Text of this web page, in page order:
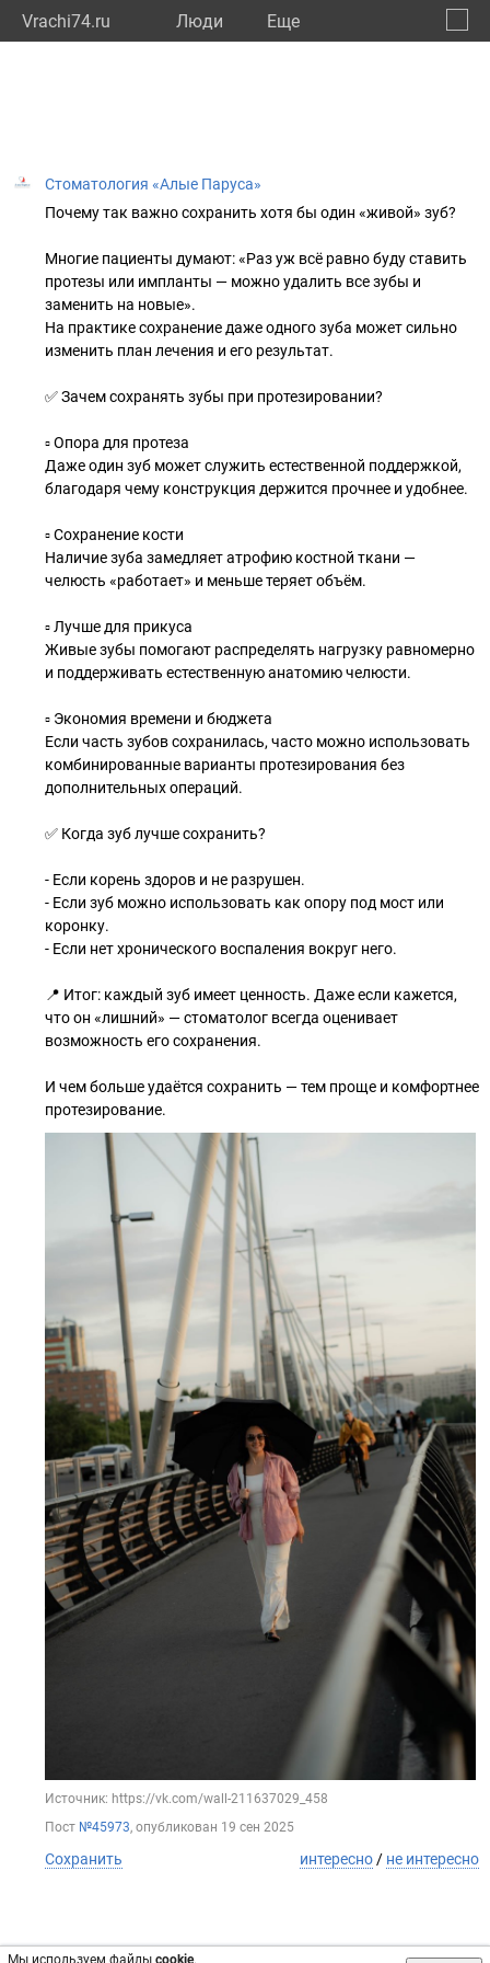
Vrachi74.ru Люди Eще
Мы используем файлы cookie.
Стоматология «Алые Паруса»
Почему так важно сохранить хотя бы один «живой» зуб?
Многие пациенты думают: «Раз уж всё равно буду ставить
протезы или импланты — можно удалить все зубы и
заменить на новые».
На практике сохранение даже одного зуба может сильно
изменить план лечения и его результат.
✅ Зачем сохранять зубы при протезировании?
▫️ Опора для протеза
Даже один зуб может служить естественной поддержкой,
благодаря чему конструкция держится прочнее и удобнее.
▫️ Сохранение кости
Наличие зуба замедляет атрофию костной ткани —
челюсть «работает» и меньше теряет объём.
▫️ Лучше для прикуса
Живые зубы помогают распределять нагрузку равномерно
и поддерживать естественную анатомию челюсти.
▫️ Экономия времени и бюджета
Если часть зубов сохранилась, часто можно использовать
комбинированные варианты протезирования без
дополнительных операций.
✅ Когда зуб лучше сохранить?
- Если корень здоров и не разрушен.
- Если зуб можно использовать как опору под мост или
коронку.
- Если нет хронического воспаления вокруг него.
📍 Итог: каждый зуб имеет ценность. Даже если кажется,
что он «лишний» — стоматолог всегда оценивает
возможность его сохранения.
И чем больше удаётся сохранить — тем проще и комфортнее
протезирование.
Источник: https://vk.com/wall-211637029_458
Пост №45973, опубликован 19 сен 2025
Сохранить интересно/ не интересно